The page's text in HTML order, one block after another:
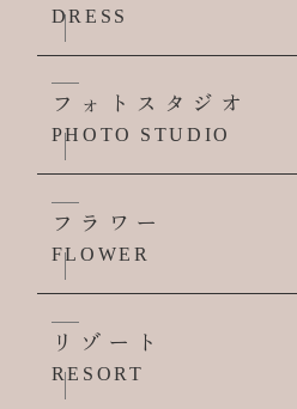
DRESS
フォトスタジオ
PHOTO STUDIO
フラワー
FLOWER
リゾート
RESORT